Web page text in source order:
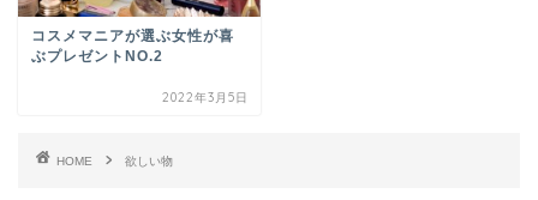
コスメマニアが選ぶ女性が喜
ぶプレゼントNO.2
2022年3月5日
HOME 欲しい物